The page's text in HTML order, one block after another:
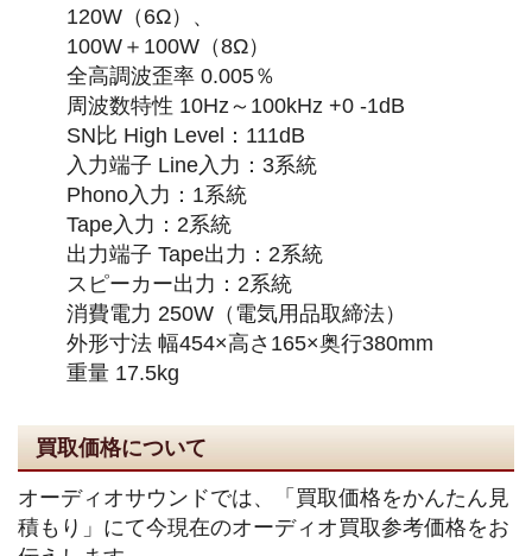
120W（6Ω）、
100W＋100W（8Ω）
全高調波歪率 0.005％
周波数特性 10Hz～100kHz +0 -1dB
SN比 High Level：111dB
入力端子 Line入力：3系統
Phono入力：1系統
Tape入力：2系統
出力端子 Tape出力：2系統
スピーカー出力：2系統
消費電力 250W（電気用品取締法）
外形寸法 幅454×高さ165×奥行380mm
重量 17.5kg
買取価格について
オーディオサウンドでは、「買取価格をかんたん見
積もり」にて今現在のオーディオ買取参考価格をお